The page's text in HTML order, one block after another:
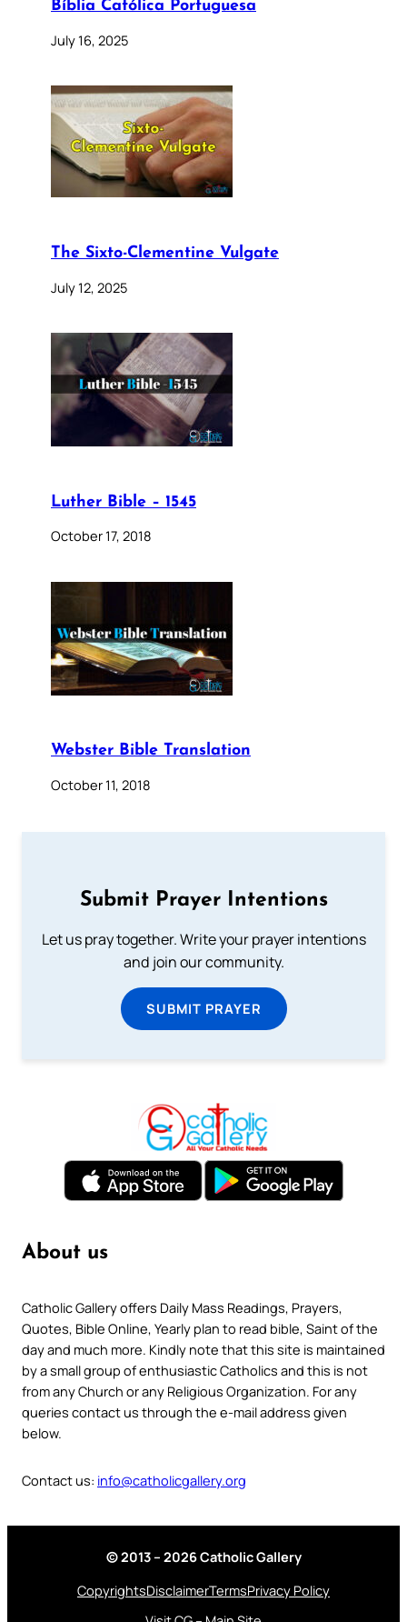
Bíblia Católica Portuguesa
July 16, 2025
The Sixto-Clementine Vulgate
July 12, 2025
Luther Bible – 1545
October 17, 2018
Webster Bible Translation
October 11, 2018
Submit Prayer Intentions
Let us pray together. Write your prayer intentions
and join our community.
SUBMIT PRAYER
About us
Catholic Gallery offers Daily Mass Readings, Prayers,
Quotes, Bible Online, Yearly plan to read bible, Saint of the
day and much more. Kindly note that this site is maintained
by a small group of enthusiastic Catholics and this is not
from any Church or any Religious Organization. For any
queries contact us through the e-mail address given
below.
Contact us: info@catholicgallery.org
© 2013 – 2026 Catholic Gallery
CopyrightsDisclaimerTermsPrivacy Policy